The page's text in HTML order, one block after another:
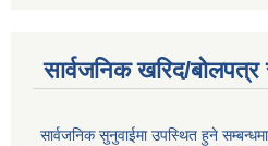
सार्वजनिक खरिद/
सार्वजनिक सुनुवाईमा उपस्थित हुने